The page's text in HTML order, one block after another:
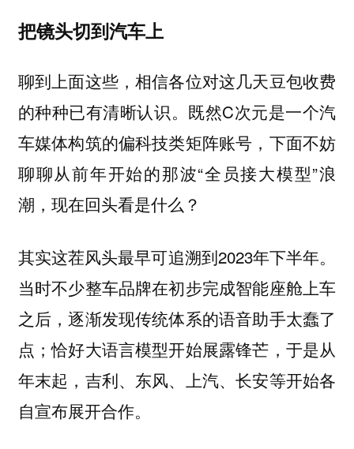
把镜头切到汽车上
聊到上面这些，相信各位对这几天豆包收费
的种种已有清晰认识。既然C次元是一个汽
车媒体构筑的偏科技类矩阵账号，下面不妨
聊聊从前年开始的那波“全员接大模型”浪
潮，现在回头看是什么？
其实这茬风头最早可追溯到2023年下半年。
当时不少整车品牌在初步完成智能座舱上车
之后，逐渐发现传统体系的语音助手太蠢了
点；恰好大语言模型开始展露锋芒，于是从
年末起，吉利、东风、上汽、长安等开始各
自宣布展开合作。